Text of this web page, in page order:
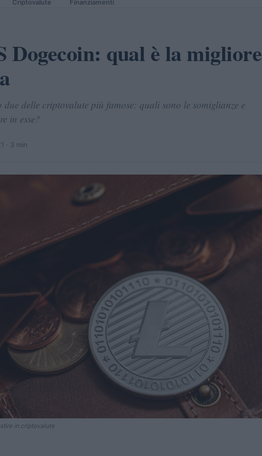
Criptovalute Finanziamenti
Dogecoin: qual è la migliore
due delle criptovalute più famose: quali sono le somiglianze e
in esse?
· 3 min
in criptovalute